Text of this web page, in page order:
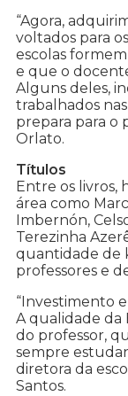
“Agora,
voltados para
escolas
e que o
Alguns deles,
trabalhados
prepara para o
Orlato.
Títulos
Entre os livros,
área como
Imbernón,
Terezinha
quantidade de
professores e
“Investimento
A qualidade da
do professor,
sempre
diretora da
Santos.